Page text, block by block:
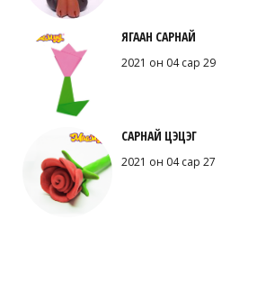
ЯГААН САРНАЙ
2021 он 04 сар 29
САРНАЙ ЦЭЦЭГ
2021 он 04 сар 27